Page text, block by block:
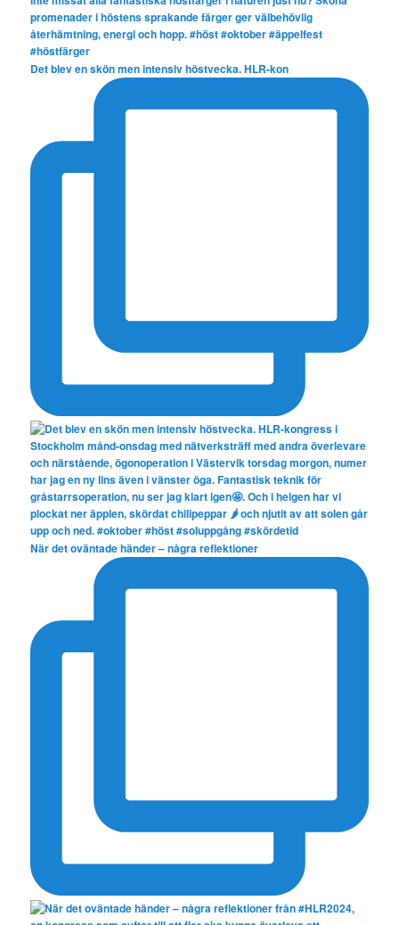
Det blev en skön men intensiv höstvecka. HLR-kon
När det oväntade händer – några reflektioner